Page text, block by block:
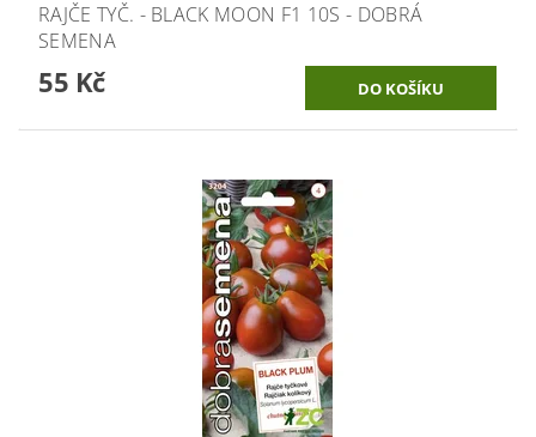
RAJČE TYČ. - BLACK MOON F1 10S - DOBRÁ
SEMENA
55 Kč